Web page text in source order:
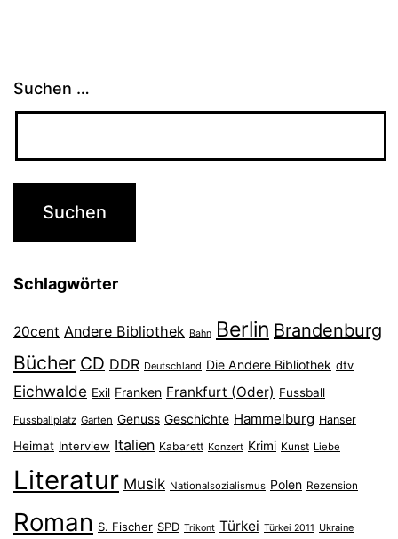
Suchen …
Schlagwörter
20cent Andere Bibliothek Bahn Berlin Brandenburg
Bücher CD DDR Deutschland Die Andere Bibliothek dtv
Eichwalde Exil Franken Frankfurt (Oder) Fussball
Fussballplatz Garten Genuss Geschichte Hammelburg Hanser
Heimat Interview Italien Kabarett Konzert Krimi Kunst Liebe
Literatur Musik Nationalsozialismus Polen Rezension
Roman S. Fischer SPD Trikont Türkei Türkei 2011 Ukraine